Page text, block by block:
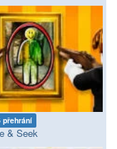
přehrání
& Seek